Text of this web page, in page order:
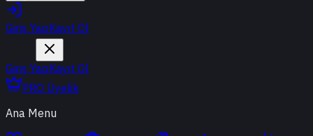
Giriş YapKayıt Ol
Giriş YapKayıt Ol
PRO Üyelik
Ana Menu